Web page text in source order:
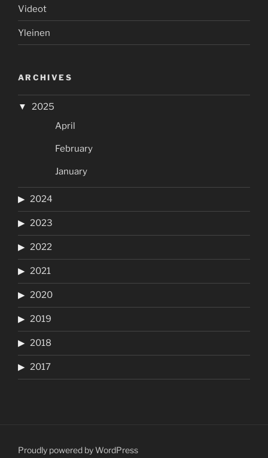
Videot
Yleinen
ARCHIVES
2025
April
February
January
2024
2023
2022
2021
2020
2019
2018
2017
Proudly powered by WordPress